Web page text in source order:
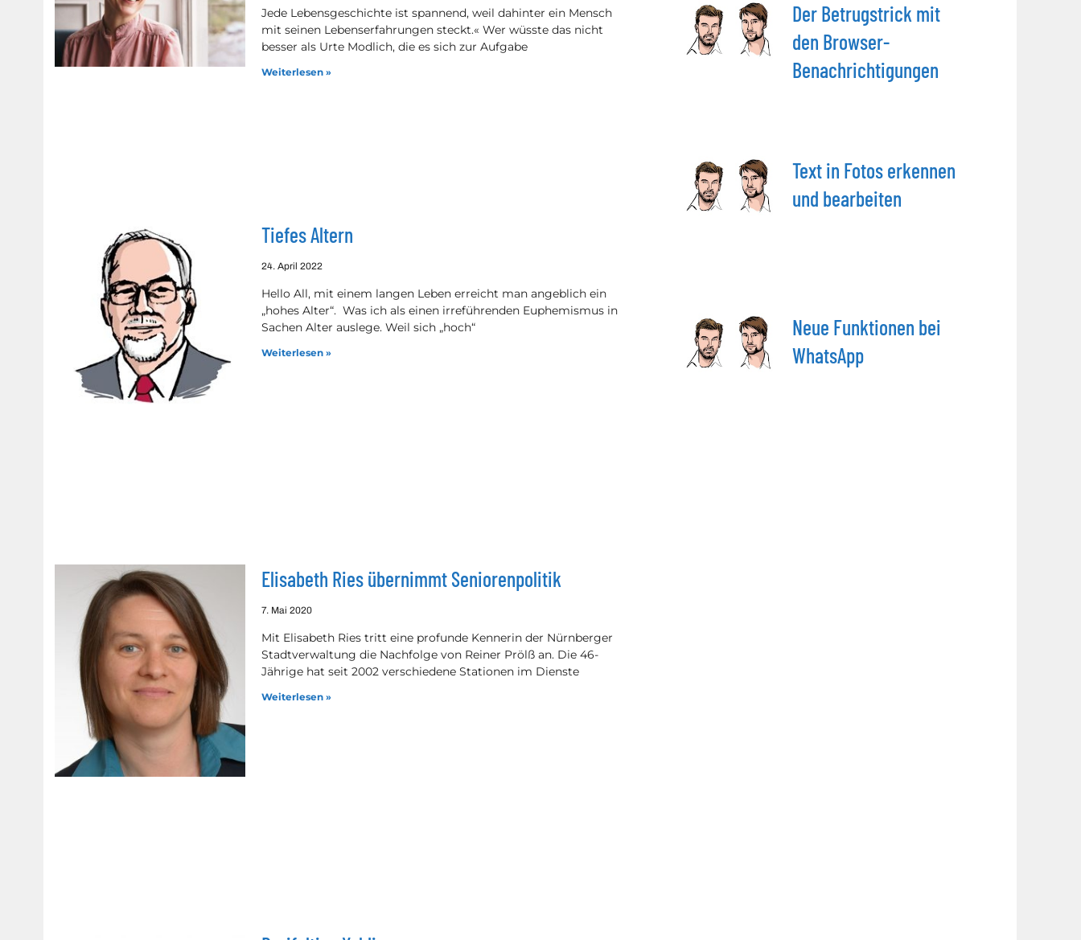
Jede Lebensgeschichte ist spannend, weil dahinter ein Mensch
mit seinen Lebenserfahrungen steckt.« Wer wüsste das nicht
besser als Urte Modlich, die es sich zur Aufgabe
Weiterlesen »
Tiefes Altern
24. April 2022
Hello All, mit einem langen Leben erreicht man angeblich ein
„hohes Alter“. Was ich als einen irreführenden Euphemismus in
Sachen Alter auslege. Weil sich „hoch“
Weiterlesen »
Elisabeth Ries übernimmt Seniorenpolitik
7. Mai 2020
Mit Elisabeth Ries tritt eine profunde Kennerin der Nürnberger
Stadtverwaltung die Nachfolge von Reiner Prölß an. Die 46-
Jährige hat seit 2002 verschiedene Stationen im Dienste
Weiterlesen »
Der Betrugstrick mit
den Browser-
Benachrichtigungen
Text in Fotos erkennen
und bearbeiten
Neue Funktionen bei
WhatsApp